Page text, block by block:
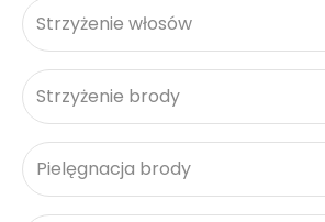
Strzyżenie włosów
Strzyżenie brody
Pielęgnacja brody